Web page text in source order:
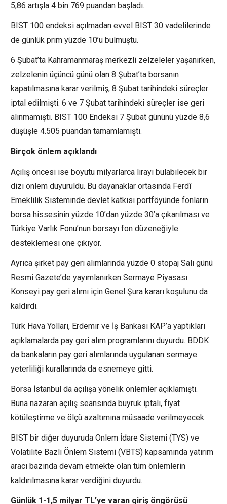
5,86 artışla 4 bin 769 puandan başladı.
BIST 100 endeksi açılmadan evvel BIST 30 vadelilerinde
de günlük prim yüzde 10’u bulmuştu.
6 Şubat’ta Kahramanmaraş merkezli zelzeleler yaşanırken,
zelzelenin üçüncü günü olan 8 Şubat’ta borsanın
kapatılmasına karar verilmiş, 8 Şubat tarihindeki süreçler
iptal edilmişti. 6 ve 7 Şubat tarihindeki süreçler ise geri
alınmamıştı. BIST 100 Endeksi 7 Şubat gününü yüzde 8,6
düşüşle 4.505 puandan tamamlamıştı.
Birçok önlem açıklandı
Açılış öncesi ise boyutu milyarlarca lirayı bulabilecek bir
dizi önlem duyuruldu. Bu dayanaklar ortasında Ferdî
Emeklilik Sisteminde devlet katkısı portföyünde fonların
borsa hissesinin yüzde 10’dan yüzde 30’a çıkarılması ve
Türkiye Varlık Fonu’nun borsayı fon düzeneğiyle
desteklemesi öne çıkıyor.
Ayrıca şirket pay geri alımlarında yüzde 0 stopaj Salı günü
Resmi Gazete’de yayımlanırken Sermaye Piyasası
Konseyi pay geri alımı için Genel Şura kararı koşulunu da
kaldırdı.
Türk Hava Yolları, Erdemir ve İş Bankası KAP’a yaptıkları
açıklamalarda pay geri alım programlarını duyurdu. BDDK
da bankaların pay geri alımlarında uygulanan sermaye
yeterliliği kurallarında da esnemeye gitti.
Borsa İstanbul da açılışa yönelik önlemler açıklamıştı.
Buna nazaran açılış seansında buyruk iptali, fiyat
kötüleştirme ve ölçü azaltımına müsaade verilmeyecek.
BIST bir diğer duyuruda Önlem İdare Sistemi (TYS) ve
Volatilite Bazlı Önlem Sistemi (VBTS) kapsamında yatırım
aracı bazında devam etmekte olan tüm önlemlerin
kaldırılmasına karar verdiğini duyurdu.
Günlük 1-1,5 milyar TL’ye varan giriş öngörüsü